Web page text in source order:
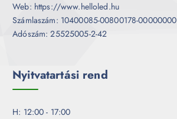
Web: https://www.helloled.hu
Számlaszám: 10400085-00800178-00000000
Adószám: 25525005-2-42
Nyitvatartási rend
H: 12:00 - 17:00